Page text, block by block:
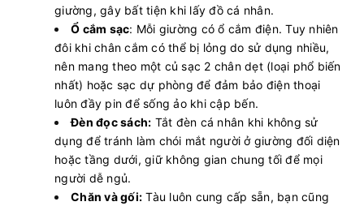
giường, gây bất tiện khi lấy đồ cá nhân.
Ổ cắm sạc: Mỗi giường có ổ cắm điện. Tuy nhiên
đôi khi chân cắm có thể bị lỏng do sử dụng nhiều,
nên mang theo một củ sạc 2 chân dẹt (loại phổ biến
nhất) hoặc sạc dự phòng để đảm bảo điện thoại
luôn đầy pin để sống ảo khi cập bến.
Đèn đọc sách: Tắt đèn cá nhân khi không sử
dụng để tránh làm chói mắt người ở giường đối diện
hoặc tầng dưới, giữ không gian chung tối để mọi
người dễ ngủ.
Chăn và gối: Tàu luôn cung cấp sẵn, bạn cũng